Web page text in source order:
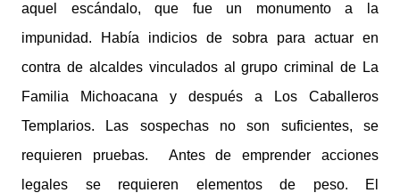
aquel escándalo, que fue un monumento a la
impunidad. Había indicios de sobra para actuar en
contra de alcaldes vinculados al grupo criminal de La
Familia Michoacana y después a Los Caballeros
Templarios. Las sospechas no son suficientes, se
requieren pruebas. Antes de emprender acciones
legales se requieren elementos de peso. El